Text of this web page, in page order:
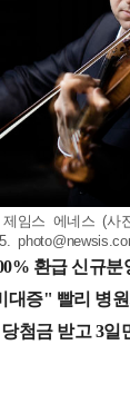
임스 에네스 (사